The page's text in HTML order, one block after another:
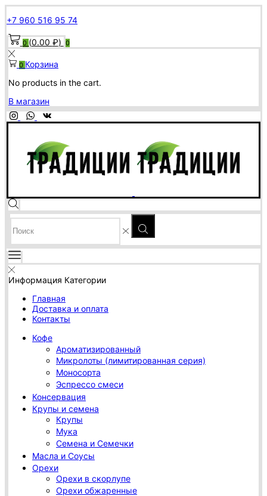
+7 960 516 95 74
0(0.00 ₽) 0
0 Корзина
No products in the cart.
В магазин
SEARCH
INPUT
Информация Категории
Главная
Доставка и оплата
Контакты
Кофе
Ароматизированный
Микролоты (лимитированная серия)
Моносорта
Эспрессо смеси
Консервация
Крупы и семена
Крупы
Мука
Семена и Семечки
Масла и Соусы
Орехи
Орехи в скорлупе
Орехи обжаренные